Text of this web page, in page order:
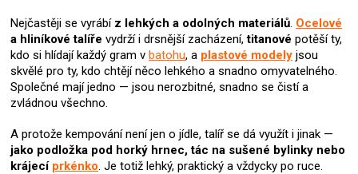
y
v
ý
p
i
Nejčastěji se vyrábíz lehkých a odolných materiálů. Ocelové
a hliníkové talíře vydrží i drsnější zacházení,titanové potěší ty,
kdo si hlídají každý gram v batohu, a plastové modely jsou
skvělé pro ty, kdo chtějí něco lehkého a snadno omyvatelného.
Společné mají jedno — jsou nerozbitné, snadno se čistí a
zvládnou všechno.
A protože kempování není jen o jídle, talíř se dá využít i jinak —
jako podložka pod horký hrnec, tác na sušené bylinky nebo
krájecí prkénko. Je totiž lehký, praktický a vždycky po ruce.